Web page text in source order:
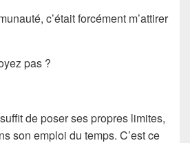
c’était forcément m’attirer
pas ?
de poser ses propres limites,
son emploi du temps. C’est ce